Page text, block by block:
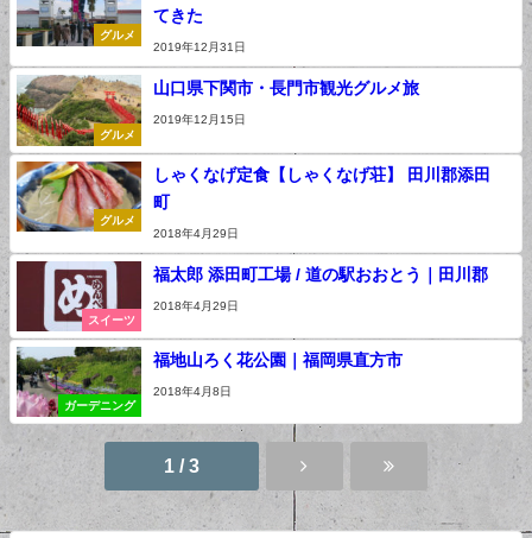
グルメ
てきた
2019年12月31日
グルメ
山口県下関市・長門市観光グルメ旅
2019年12月15日
グルメ
しゃくなげ定食【しゃくなげ荘】 田川郡添田
町
2018年4月29日
スイーツ
福太郎 添田町工場 / 道の駅おおとう｜田川郡
2018年4月29日
ガーデニング
福地山ろく花公園｜福岡県直方市
2018年4月8日
1 / 3